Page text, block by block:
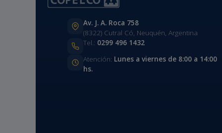
Av. J. A. Roca 758
(8322) Cutral Có, Neuquén, Argentina
Tel.: 0299 496 1432
Atención: Lunes a viernes de 8:00 a 14:00
hs.